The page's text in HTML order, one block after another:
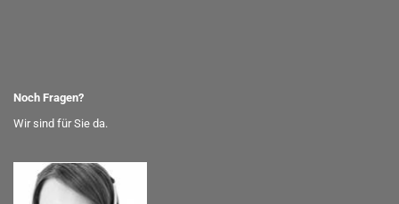
Noch Fragen?
Wir sind für Sie da.